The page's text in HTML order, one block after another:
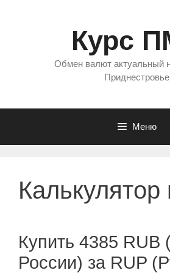
Курс
Обмен валют актуальный
Приднестровье
Меню
Купить 4385 RUB
России) за RUP